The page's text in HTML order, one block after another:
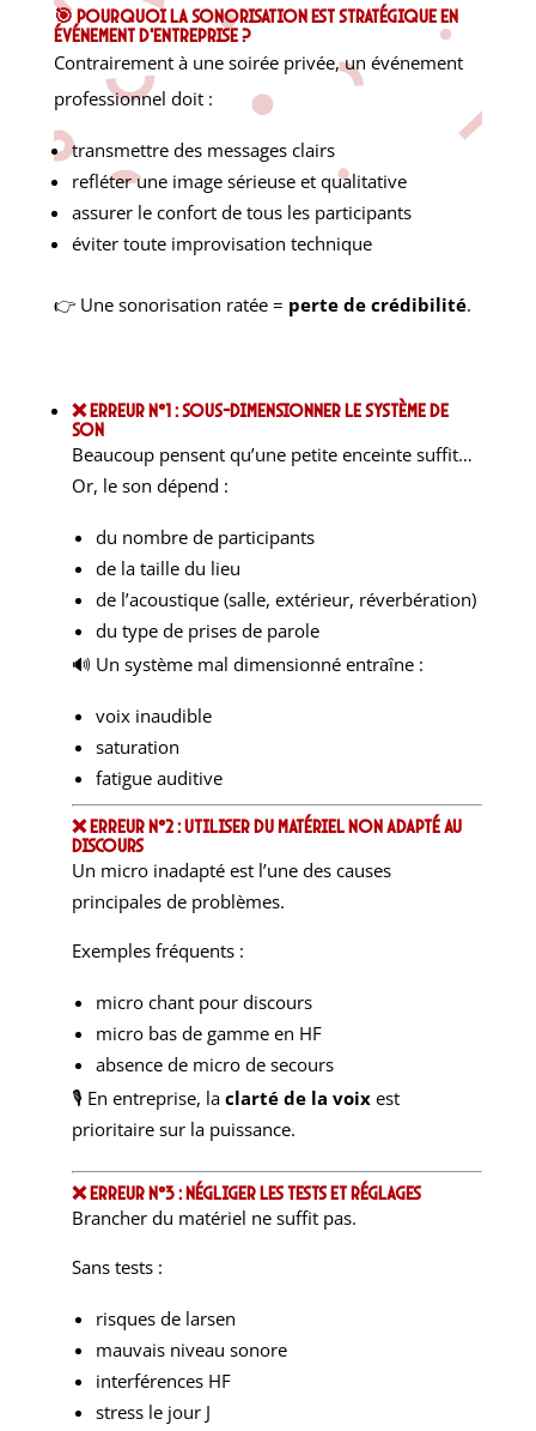
🎯 Pourquoi la sonorisation est stratégique en
événement d’entreprise ?
Contrairement à une soirée privée, un événement
professionnel doit :
transmettre des messages clairs
refléter une image sérieuse et qualitative
assurer le confort de tous les participants
éviter toute improvisation technique
👉 Une sonorisation ratée = perte de crédibilité.
❌ Erreur n°1 : Sous-dimensionner le système de
son
Beaucoup pensent qu’une petite enceinte suffit…
Or, le son dépend :
du nombre de participants
de la taille du lieu
de l’acoustique (salle, extérieur, réverbération)
du type de prises de parole
🔊 Un système mal dimensionné entraîne :
voix inaudible
saturation
fatigue auditive
❌ Erreur n°2 : Utiliser du matériel non adapté au
discours
Un micro inadapté est l’une des causes
principales de problèmes.
Exemples fréquents :
micro chant pour discours
micro bas de gamme en HF
absence de micro de secours
🎙 En entreprise, la clarté de la voixest
prioritaire sur la puissance.
❌ Erreur n°3 : Négliger les tests et réglages
Brancher du matériel ne suffit pas.
Sans tests :
risques de larsen
mauvais niveau sonore
interférences HF
stress le jour J